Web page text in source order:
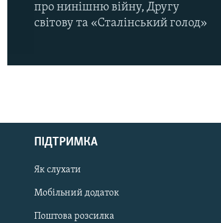
РУС
ДОЛУЧАЙСЯ!
про нинішню війну, Другу
світову та «Сталінський голод»
ПІДТРИМКА
Як слухати
Мобільний додаток
Поштова розсилка